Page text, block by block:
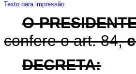
Texto para impressão
O
confere o art. 84,
DECRETA: